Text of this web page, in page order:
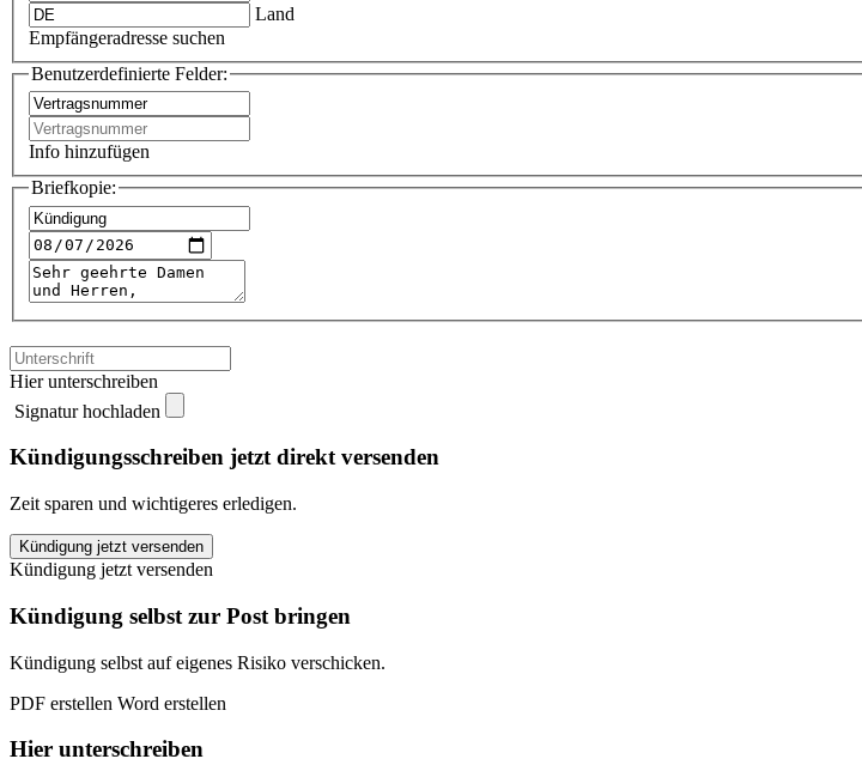
Land
Empfängeradresse suchen
Benutzerdefinierte Felder:
Info hinzufügen
Briefkopie:
Hier unterschreiben
Signatur hochladen
Kündigungsschreiben jetzt direkt versenden
Zeit sparen und wichtigeres erledigen.
AstraDirekt
kündigen
quantity
Kündigung jetzt versenden
Kündigung jetzt versenden
Kündigung selbst zur Post bringen
Kündigung selbst auf eigenes Risiko verschicken.
PDF erstellen Word erstellen
Hier unterschreiben